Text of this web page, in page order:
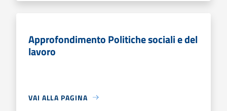
Approfondimento Politiche sociali e del
lavoro
VAI ALLA PAGINA